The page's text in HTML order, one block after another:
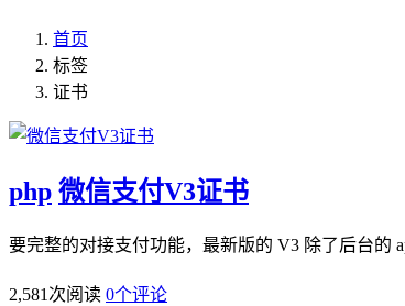
首页
标签
证书
php 微信支付V3证书
要完整的对接支付功能，最新版的 V3 除了后台
2,581 次阅读 0个评论